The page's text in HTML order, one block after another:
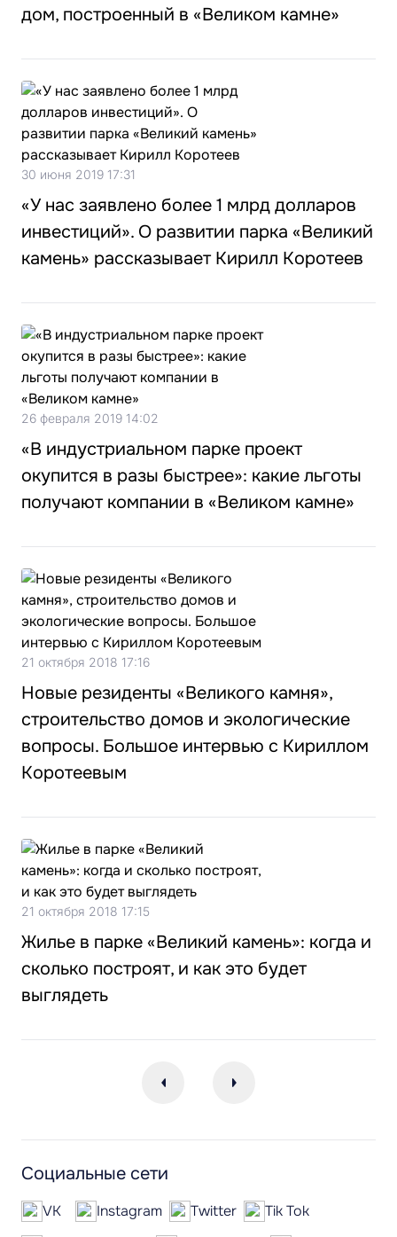
дом, построенный в «Великом камне»
30 июня 2019 17:31
«У нас заявлено более 1 млрд долларов
инвестиций». О развитии парка «Великий
камень» рассказывает Кирилл Коротеев
26 февраля 2019 14:02
«В индустриальном парке проект
окупится в разы быстрее»: какие льготы
получают компании в «Великом камне»
21 октября 2018 17:16
Новые резиденты «Великого камня»,
строительство домов и экологические
вопросы. Большое интервью с Кириллом
Коротеевым
21 октября 2018 17:15
Жилье в парке «Великий камень»: когда и
сколько построят, и как это будет
выглядеть
Социальные сети
VK Instagram Twitter
Tik Tok